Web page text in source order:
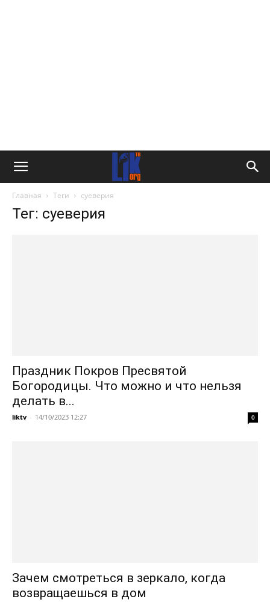
Главная Теги суеверия
Тег: суеверия
Праздник Покров Пресвятой
Богородицы. Что можно и что нельзя
делать в...
liktv - 14/10/2023 12:27 0
Зачем смотреться в зеркало, когда
возвращаешься в дом